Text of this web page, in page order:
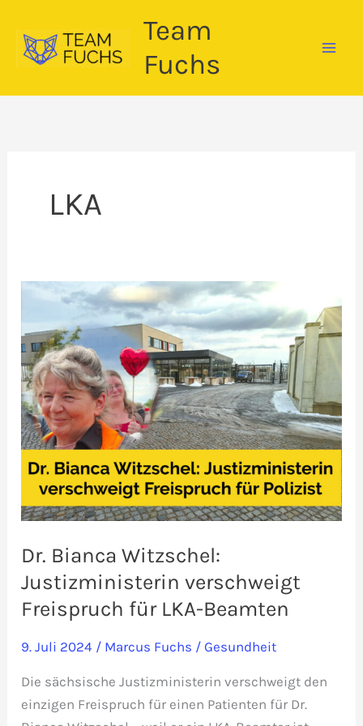
Inhalt
springen
Team
Fuchs
LKA
Dr. Bianca Witzschel:
Justizministerin verschweigt
Freispruch für LKA-Beamten
9. Juli 2024 / Marcus Fuchs /Gesundheit
Die sächsische Justizministerin verschweigt den
einzigen Freispruch für einen Patienten für Dr.